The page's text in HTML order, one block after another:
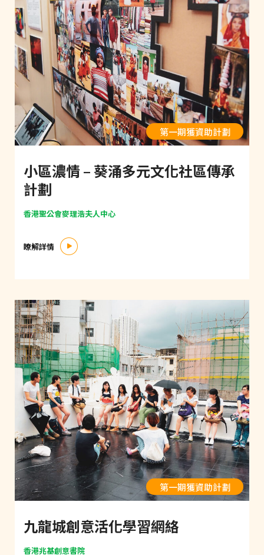
第一期獲資助計劃
小區濃情 – 葵涌多元文化社區傳承
計劃
香港聖公會麥理浩夫人中心
瞭解詳情
第一期獲資助計劃
九龍城創意活化學習網絡
香港兆基創意書院